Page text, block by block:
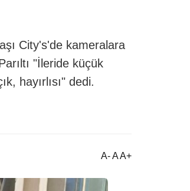
City's'de kameralara
"İleride küçük
hayırlısı" dedi.
A- A A+